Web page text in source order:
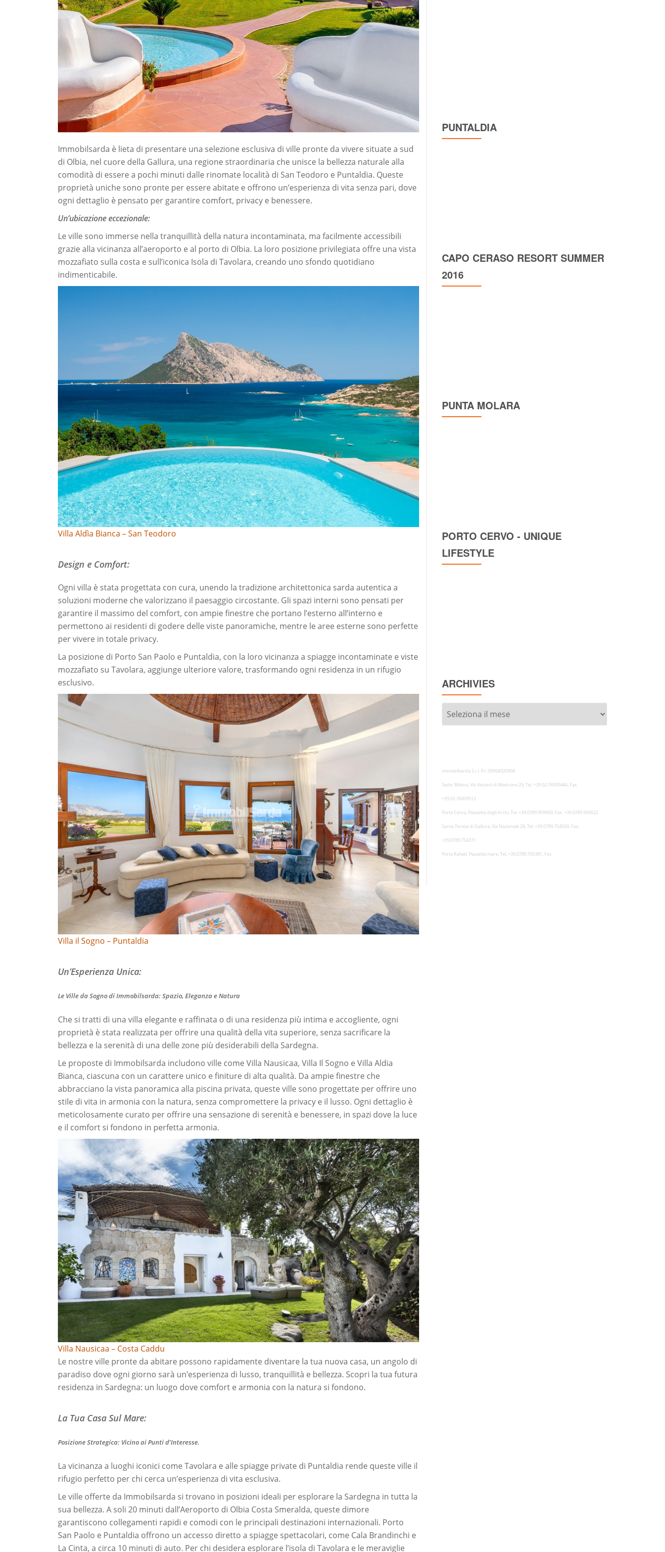
Immobilsarda è lieta di presentare una selezione esclusiva di ville pronte da vivere situate a sud
di Olbia, nel cuore della Gallura, una regione straordinaria che unisce la bellezza naturale alla
comodità di essere a pochi minuti dalle rinomate località di San Teodoro e Puntaldia. Queste
proprietà uniche sono pronte per essere abitate e offrono un’esperienza di vita senza pari, dove
ogni dettaglio è pensato per garantire comfort, privacy e benessere.
Un’ubicazione eccezionale:
Le ville sono immerse nella tranquillità della natura incontaminata, ma facilmente accessibili
grazie alla vicinanza all’aeroporto e al porto di Olbia. La loro posizione privilegiata offre una vista
mozzafiato sulla costa e sull’iconica Isola di Tavolara, creando uno sfondo quotidiano
indimenticabile.
Villa Aldìa Bianca – San Teodoro
Design e Comfort:
Ogni villa è stata progettata con cura, unendo la tradizione architettonica sarda autentica a
soluzioni moderne che valorizzano il paesaggio circostante. Gli spazi interni sono pensati per
garantire il massimo del comfort, con ampie finestre che portano l’esterno all’interno e
permettono ai residenti di godere delle viste panoramiche, mentre le aree esterne sono perfette
per vivere in totale privacy.
La posizione di Porto San Paolo e Puntaldia, con la loro vicinanza a spiagge incontaminate e viste
mozzafiato su Tavolara, aggiunge ulteriore valore, trasformando ogni residenza in un rifugio
esclusivo.
Villa il Sogno – Puntaldia
Un’Esperienza Unica:
Le Ville da Sogno di Immobilsarda: Spazio, Eleganza e Natura
Che si tratti di una villa elegante e raffinata o di una residenza più intima e accogliente, ogni
proprietà è stata realizzata per offrire una qualità della vita superiore, senza sacrificare la
bellezza e la serenità di una delle zone più desiderabili della Sardegna.
Le proposte di Immobilsarda includono ville come Villa Nausicaa, Villa Il Sogno e Villa Aldia
Bianca, ciascuna con un carattere unico e finiture di alta qualità. Da ampie finestre che
abbracciano la vista panoramica alla piscina privata, queste ville sono progettate per offrire uno
stile di vita in armonia con la natura, senza compromettere la privacy e il lusso. Ogni dettaglio è
meticolosamente curato per offrire una sensazione di serenità e benessere, in spazi dove la luce
e il comfort si fondono in perfetta armonia.
Villa Nausicaa – Costa Caddu
Le nostre ville pronte da abitare possono rapidamente diventare la tua nuova casa, un angolo di
paradiso dove ogni giorno sarà un’esperienza di lusso, tranquillità e bellezza. Scopri la tua futura
residenza in Sardegna: un luogo dove comfort e armonia con la natura si fondono.
La Tua Casa Sul Mare:
Posizione Strategica: Vicino ai Punti d’Interesse.
La vicinanza a luoghi iconici come Tavolara e alle spiagge private di Puntaldia rende queste ville il
rifugio perfetto per chi cerca un’esperienza di vita esclusiva.
Le ville offerte da Immobilsarda si trovano in posizioni ideali per esplorare la Sardegna in tutta la
sua bellezza. A soli 20 minuti dall’Aeroporto di Olbia Costa Smeralda, queste dimore
garantiscono collegamenti rapidi e comodi con le principali destinazioni internazionali. Porto
San Paolo e Puntaldia offrono un accesso diretto a spiagge spettacolari, come Cala Brandinchi e
La Cinta, a circa 10 minuti di auto. Per chi desidera esplorare l’isola di Tavolara e le meraviglie
PUNTALDIA
CAPO CERASO RESORT SUMMER
2016
PUNTA MOLARA
PORTO CERVO - UNIQUE
LIFESTYLE
ARCHIVIES
Archivies
Immobilsarda S.r.l. P.I. 00964920904
Sede: Milano, Via Visconti di Modrone 29, Tel. +39.02.76009446, Fax.
+39.02.76009512
Porto Cervo, Piazzetta degli Archi, Tel. +39.0789.909000, Fax. +39.0789.909022
Santa Teresa di Gallura, Via Nazionale 28, Tel. +39.0789.754500, Fax.
+39.0789.754371
Porto Rafael, Piazzetta mare, Tel. +39.0789.700381, Fax.